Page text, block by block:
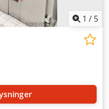
1 / 5